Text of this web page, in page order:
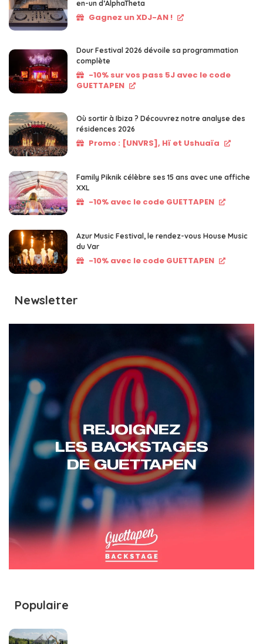
en-un d’AlphaTheta
Gagnez un XDJ-AN !
Dour Festival 2026 dévoile sa programmation
complète
-10% sur vos pass 5J avec le code
GUETTAPEN
Où sortir à Ibiza ? Découvrez notre analyse des
résidences 2026
Promo : [UNVRS], Hï et Ushuaïa
Family Piknik célèbre ses 15 ans avec une affiche
XXL
-10% avec le code GUETTAPEN
Azur Music Festival, le rendez-vous House Music
du Var
-10% avec le code GUETTAPEN
Newsletter
Populaire